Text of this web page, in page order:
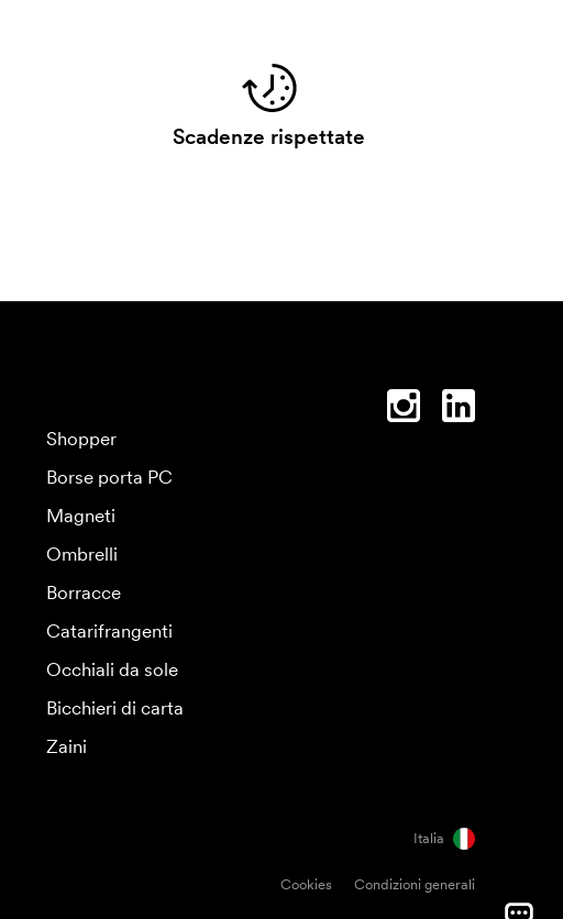
Scadenze rispettate
Shopper
Borse porta PC
Magneti
Ombrelli
Borracce
Catarifrangenti
Occhiali da sole
Bicchieri di carta
Zaini
Italia
Cookies Condizioni generali